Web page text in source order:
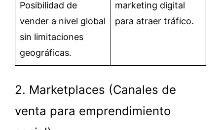
Posibilidad de
vender a nivel global
sin limitaciones
geográficas.
marketing digital
para atraer tráfico.
2. Marketplaces (Canales de
venta para emprendimiento